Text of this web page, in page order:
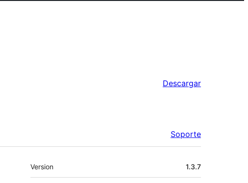
Descargar
Soporte
Meta
Version 1.3.7